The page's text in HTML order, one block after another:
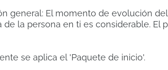
general: El momento de evolución
de la persona en ti es considerable. El
se aplica el 'Paquete de inicio'.